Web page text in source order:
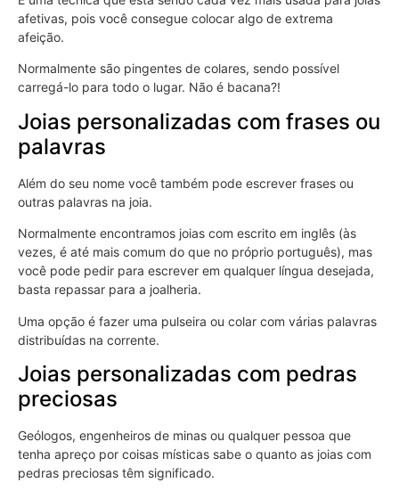
afetivas, pois você consegue colocar algo de extrema
afeição.
Normalmente são pingentes de colares, sendo possível
carregá-lo para todo o lugar. Não é bacana?!
Joias personalizadas com frases ou
palavras
Além do seu nome você também pode escrever frases ou
outras palavras na joia.
Normalmente encontramos joias com escrito em inglês (às
vezes, é até mais comum do que no próprio português), mas
você pode pedir para escrever em qualquer língua desejada,
basta repassar para a joalheria.
Uma opção é fazer uma pulseira ou colar com várias palavras
distribuídas na corrente.
Joias personalizadas com pedras
preciosas
Geólogos, engenheiros de minas ou qualquer pessoa que
tenha apreço por coisas místicas sabe o quanto as joias com
pedras preciosas têm significado.